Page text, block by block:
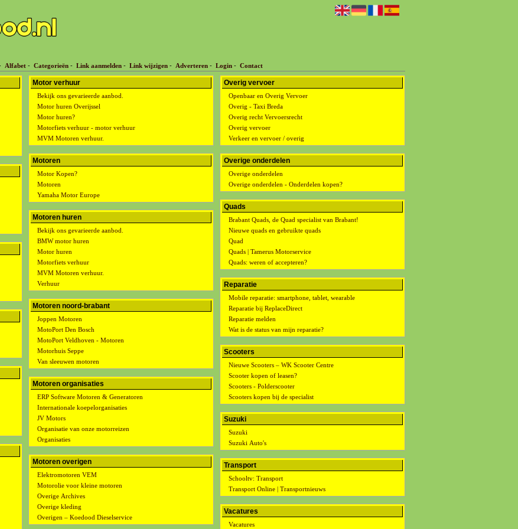
Alfabet - Categorieën - Link aanmelden - Link wijzigen - Adverteren - Login - Contact
Motor verhuur
Bekijk ons gevarieerde aanbod.
Motor huren Overijssel
Motor huren?
Motorfiets verhuur - motor verhuur
MVM Motoren verhuur.
Motoren
Motor Kopen?
Motoren
Yamaha Motor Europe
Motoren huren
Bekijk ons gevarieerde aanbod.
BMW motor huren
Motor huren
Motorfiets verhuur
MVM Motoren verhuur.
Verhuur
Motoren noord-brabant
Joppen Motoren
MotoPort Den Bosch
MotoPort Veldhoven - Motoren
Motorhuis Seppe
Van sleeuwen motoren
Motoren organisaties
ERP Software Motoren & Generatoren
Internationale koepelorganisaties
JV Motors
Organisatie van onze motorreizen
Organisaties
Motoren overigen
Elektromotoren VEM
Motorolie voor kleine motoren
Overige Archives
Overige kleding
Overigen – Koedood Dieselservice
Overig vervoer
Openbaar en Overig Vervoer
Overig - Taxi Breda
Overig recht Vervoersrecht
Overig vervoer
Verkeer en vervoer / overig
Overige onderdelen
Overige onderdelen
Overige onderdelen - Onderdelen kopen?
Quads
Brabant Quads, de Quad specialist van Brabant!
Nieuwe quads en gebruikte quads
Quad
Quads | Tamerus Motorservice
Quads: weren of accepteren?
Reparatie
Mobile reparatie: smartphone, tablet, wearable
Reparatie bij ReplaceDirect
Reparatie melden
Wat is de status van mijn reparatie?
Scooters
Nieuwe Scooters – WK Scooter Centre
Scooter kopen of leasen?
Scooters - Polderscooter
Scooters kopen bij de specialist
Suzuki
Suzuki
Suzuki Auto's
Transport
Schooltv: Transport
Transport Online | Transportnieuws
Vacatures
Vacatures